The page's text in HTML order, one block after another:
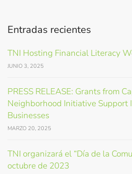
Entradas recientes
TNI Hosting Financial Literacy
JUNIO 3, 2025
PRESS RELEASE: Grants from
Neighborhood Initiative Support
Businesses
MARZO 20, 2025
TNI organizará el “Día de la
octubre de 2023